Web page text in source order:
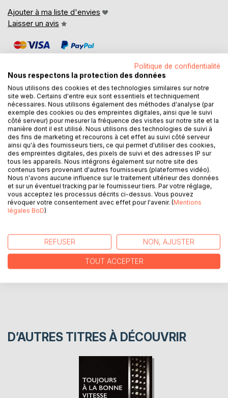
Ajouter à ma liste d'envies
Laisser un avis
DESCRIPTION
De nos jours, la technologie ne cesse de progresser et
l'intelligence artificielle n'appartient plus à une simple
connotation de fiction. Dans cette oeuvre, nous vous
proposons un véritable face à face avec l'intelligence
artificielle afin que vous puissiez vous munir de votre
propre avis sur le sujet.
AUTEUR(S)
CRITIQUES PRESSE
AVIS
D’AUTRES TITRES À DÉCOUVRIR
Politique de confidentialité
Nous respectons la protection des données
Nous utilisons des cookies et des technologies similaires sur notre
site web. Certains d'entre eux sont essentiels et techniquement
nécessaires. Nous utilisons également des méthodes d'analyse (par
exemple des cookies ou des empreintes digitales, ainsi que le suivi
côté serveur) pour mesurer la fréquence des visites sur notre site et la
manière dont il est utilisé. Nous utilisons des technologies de suivi à
des fins de marketing et recourons à cet effet au suivi côté serveur
ainsi qu'à des fournisseurs tiers, ce qui permet d'utiliser des cookies,
des empreintes digitales, des pixels de suivi et des adresses IP sur
tous les appareils. Nous intégrons également sur notre site des
contenus tiers provenant d'autres fournisseurs (plateformes vidéo).
Nous n'avons aucune influence sur le traitement ultérieur des données
et sur un éventuel tracking par le fournisseur tiers. Par votre réglage,
vous acceptez les processus décrits ci-dessus. Vous pouvez
révoquer votre consentement avec effet pour l'avenir. (Mentions
légales BoD)
REFUSER NON, AJUSTER
TOUT ACCEPTER